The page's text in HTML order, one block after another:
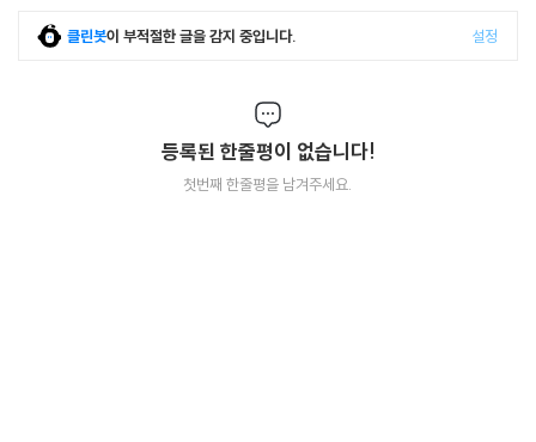
클린봇이 부적절한 글을 감지 중입니다. 설정
등록된 한줄평이 없습니다!
첫번째 한줄평을 남겨주세요.